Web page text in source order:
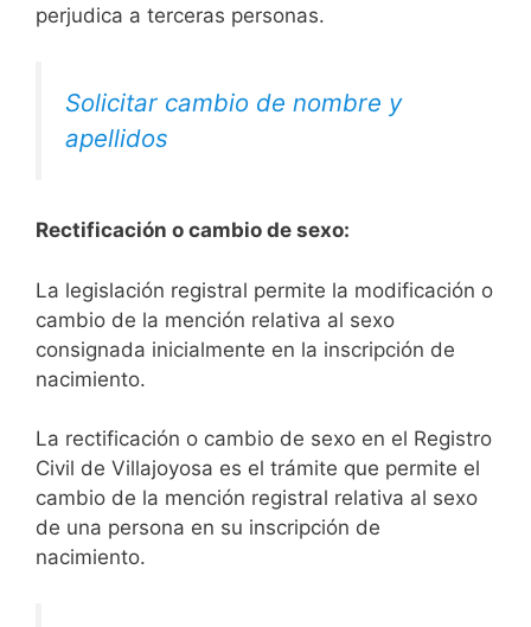
perjudica a terceras personas.
Solicitar cambio de nombre y
apellidos
Rectificación o cambio de sexo:
La legislación registral permite la modificación o
cambio de la mención relativa al sexo
consignada inicialmente en la inscripción de
nacimiento.
La rectificación o cambio de sexo en el Registro
Civil de Villajoyosa es el trámite que permite el
cambio de la mención registral relativa al sexo
de una persona en su inscripción de
nacimiento.